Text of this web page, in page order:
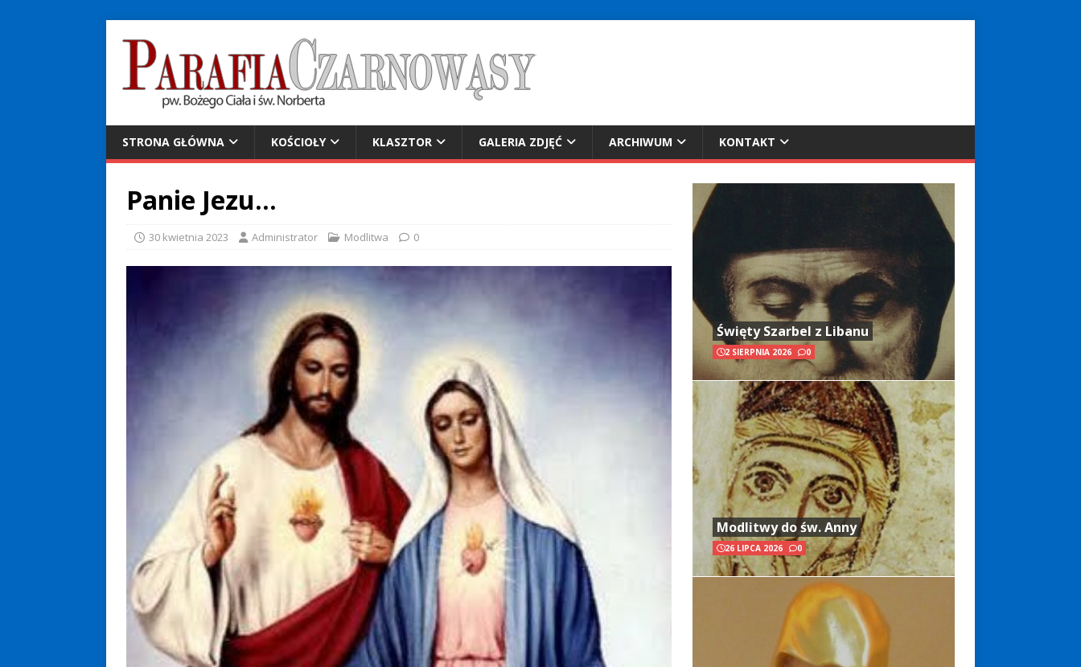
STRONA GŁÓWNA KOŚCIOŁY KLASZTOR GALERIA ZDJĘĆ ARCHIWUM KONTAKT
Panie Jezu…
30 kwietnia 2023 Administrator Modlitwa 0
Święty Szarbel z Libanu
2 SIERPNIA 2026 0
Modlitwy do św. Anny
26 LIPCA 2026 0